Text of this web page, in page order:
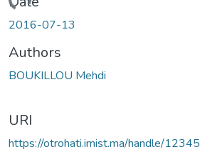
Loading...
2016-07-13
Authors
BOUKILLOU Mehdi
URI
https://otrohati.imist.ma/handle/